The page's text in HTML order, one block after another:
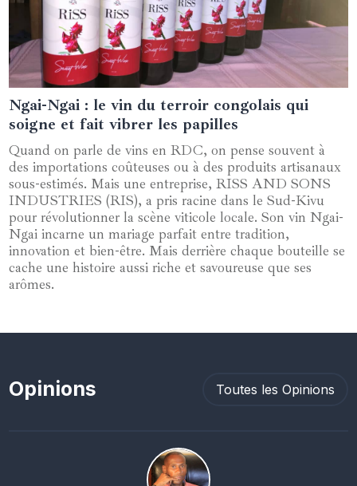
24 décembre 2024
Ngai-Ngai : le vin du terroir congolais qui
soigne et fait vibrer les papilles
Quand on parle de vins en RDC, on pense souvent à
des importations coûteuses ou à des produits artisanaux
sous-estimés. Mais une entreprise, RISS AND SONS
INDUSTRIES (RIS), a pris racine dans le Sud-Kivu
pour révolutionner la scène viticole locale. Son vin Ngai-
Ngai incarne un mariage parfait entre tradition,
innovation et bien-être. Mais derrière chaque bouteille se
cache une histoire aussi riche et savoureuse que ses
arômes.
Opinions Toutes les Opinions